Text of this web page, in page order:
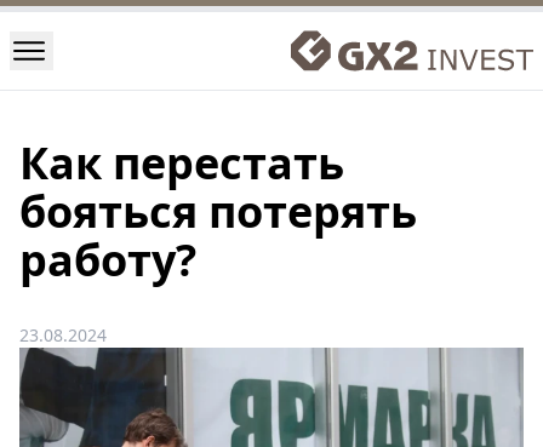
Как перестать
бояться потерять
работу?
23.08.2024